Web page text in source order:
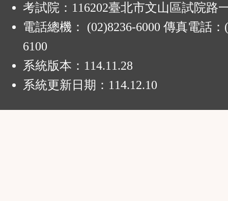
建
議
區
考試院：116202臺北市文山區試院路
電話總機： (02)8236-6000 傳真電話：
6100
系統版本： 114.11.28
系統更新日期： 114.12.10